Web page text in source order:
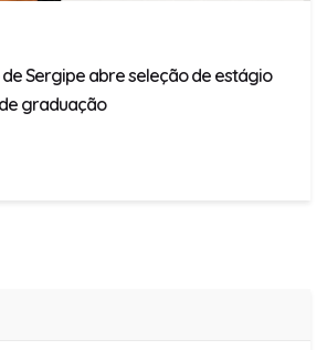
de Sergipe abre seleção de estágio
graduação